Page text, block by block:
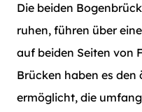
Die beiden
ruhen, führen über
auf beiden Seiten von
Brücken haben es den
ermöglicht, die